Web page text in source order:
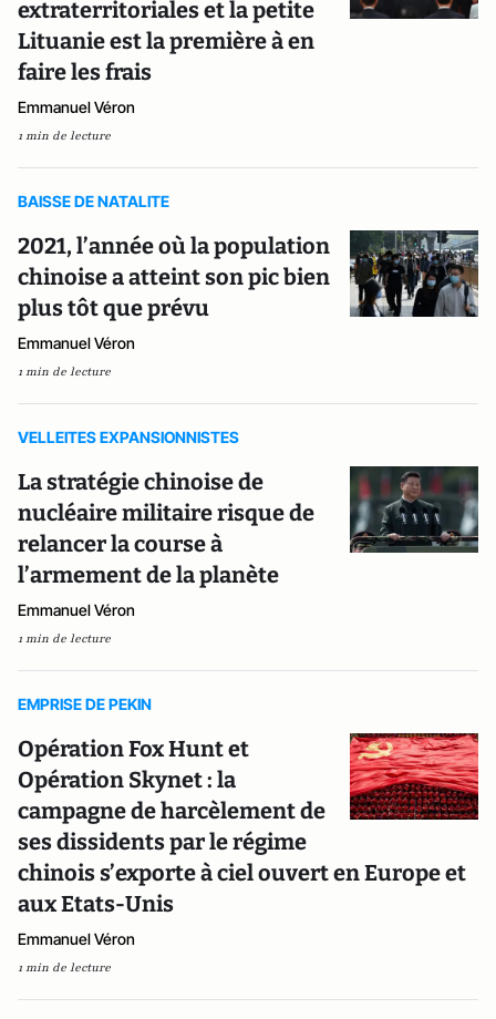
extraterritoriales et la petite
Lituanie est la première à en
faire les frais
Emmanuel Véron
1 min de lecture
BAISSE DE NATALITE
2021, l’année où la population
chinoise a atteint son pic bien
plus tôt que prévu
Emmanuel Véron
1 min de lecture
VELLEITES EXPANSIONNISTES
La stratégie chinoise de
nucléaire militaire risque de
relancer la course à
l’armement de la planète
Emmanuel Véron
1 min de lecture
EMPRISE DE PEKIN
Opération Fox Hunt et
Opération Skynet : la
campagne de harcèlement de
ses dissidents par le régime
chinois s’exporte à ciel ouvert en Europe et
aux Etats-Unis
Emmanuel Véron
1 min de lecture